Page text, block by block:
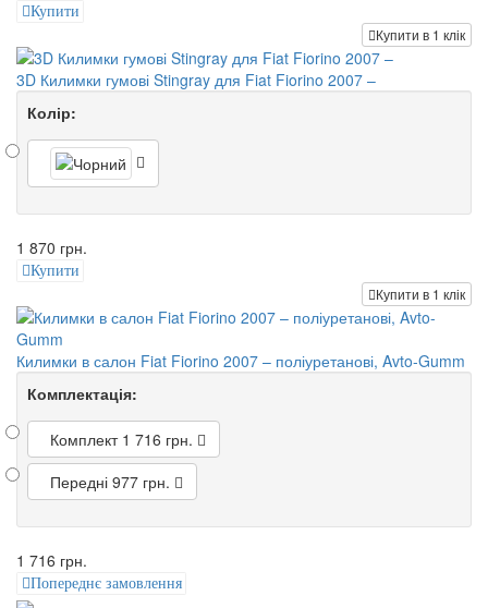
Купити
Купити в 1 клік
3D Килимки гумові Stingray для Fiat Fiorino 2007 –
Колір:
1 870 грн.
Купити
Купити в 1 клік
Килимки в салон Fiat Fiorino 2007 – поліуретанові, Avto-Gumm
Комплектація:
Комплект 1 716 грн.
Передні 977 грн.
1 716 грн.
Попереднє замовлення